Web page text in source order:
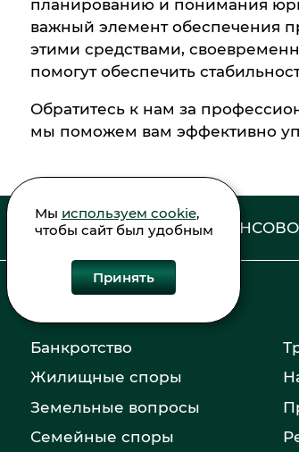
планированию и понимания
важный элемент обеспечения
этими средствами,
помогут обеспечить
Обратитесь к нам за
мы поможем вам эффективно
Банкротство
Жилищные споры
Земельные вопросы
Семейные споры
Мы используем cookie,
чтобы сайт был удобным
Принять